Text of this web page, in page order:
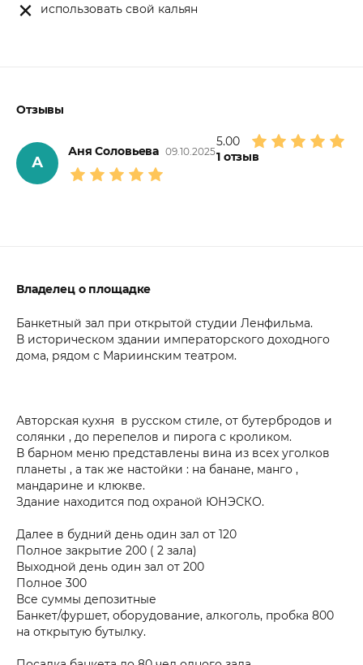
использовать свой кальян
Отзывы
5.00
1отзыв
А
Аня Соловьева 09.10.2025
Владелец о площадке
Банкетный зал при открытой студии Ленфильма.
В историческом здании императорского доходного
дома, рядом с Мариинским театром.
Авторская кухня в русском стиле, от бутербродов и
солянки , до перепелов и пирога с кроликом.
В барном меню представлены вина из всех уголков
планеты , а так же настойки : на банане, манго ,
мандарине и клюкве.
Здание находится под охраной ЮНЭСКО.
Далее в будний день один зал от 120
Полное закрытие 200 ( 2 зала)
Выходной день один зал от 200
Полное 300
Все суммы депозитные
Банкет/фуршет, оборудование, алкоголь, пробка 800
на открытую бутылку.